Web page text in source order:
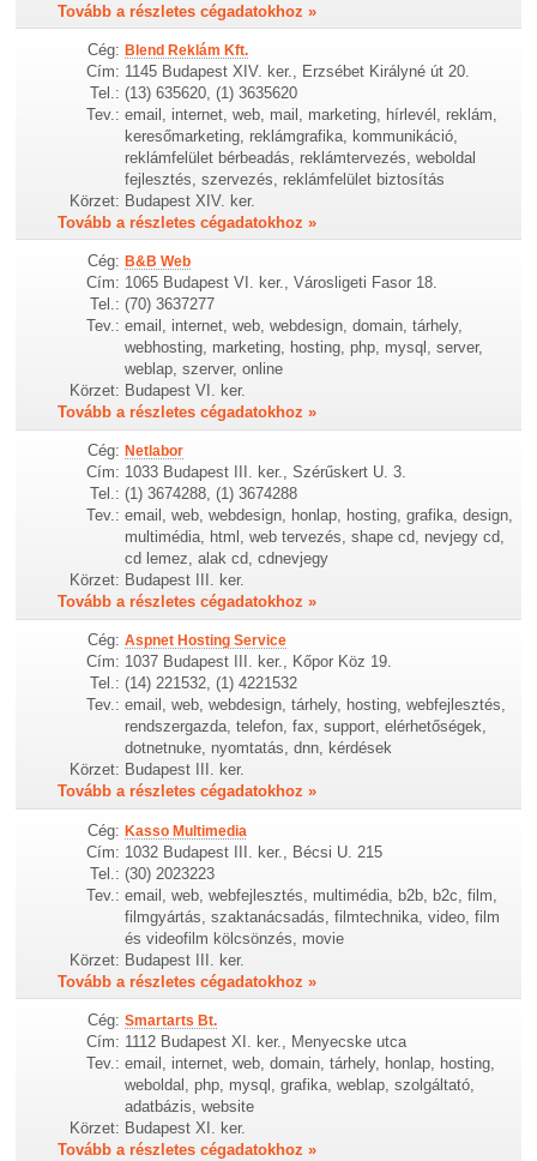
Tovább a részletes cégadatokhoz »
Cég: Blend Reklám Kft.
Cím: 1145 Budapest XIV. ker., Erzsébet Királyné út 20.
Tel.: (13) 635620, (1) 3635620
Tev.: email, internet, web, mail, marketing, hírlevél, reklám,
keresőmarketing, reklámgrafika, kommunikáció,
reklámfelület bérbeadás, reklámtervezés, weboldal
fejlesztés, szervezés, reklámfelület biztosítás
Körzet: Budapest XIV. ker.
Tovább a részletes cégadatokhoz »
Cég: B&B Web
Cím: 1065 Budapest VI. ker., Városligeti Fasor 18.
Tel.: (70) 3637277
Tev.: email, internet, web, webdesign, domain, tárhely,
webhosting, marketing, hosting, php, mysql, server,
weblap, szerver, online
Körzet: Budapest VI. ker.
Tovább a részletes cégadatokhoz »
Cég: Netlabor
Cím: 1033 Budapest III. ker., Szérűskert U. 3.
Tel.: (1) 3674288, (1) 3674288
Tev.: email, web, webdesign, honlap, hosting, grafika, design,
multimédia, html, web tervezés, shape cd, nevjegy cd,
cd lemez, alak cd, cdnevjegy
Körzet: Budapest III. ker.
Tovább a részletes cégadatokhoz »
Cég: Aspnet Hosting Service
Cím: 1037 Budapest III. ker., Kőpor Köz 19.
Tel.: (14) 221532, (1) 4221532
Tev.: email, web, webdesign, tárhely, hosting, webfejlesztés,
rendszergazda, telefon, fax, support, elérhetőségek,
dotnetnuke, nyomtatás, dnn, kérdések
Körzet: Budapest III. ker.
Tovább a részletes cégadatokhoz »
Cég: Kasso Multimedia
Cím: 1032 Budapest III. ker., Bécsi U. 215
Tel.: (30) 2023223
Tev.: email, web, webfejlesztés, multimédia, b2b, b2c, film,
filmgyártás, szaktanácsadás, filmtechnika, video, film
és videofilm kölcsönzés, movie
Körzet: Budapest III. ker.
Tovább a részletes cégadatokhoz »
Cég: Smartarts Bt.
Cím: 1112 Budapest XI. ker., Menyecske utca
Tev.: email, internet, web, domain, tárhely, honlap, hosting,
weboldal, php, mysql, grafika, weblap, szolgáltató,
adatbázis, website
Körzet: Budapest XI. ker.
Tovább a részletes cégadatokhoz »